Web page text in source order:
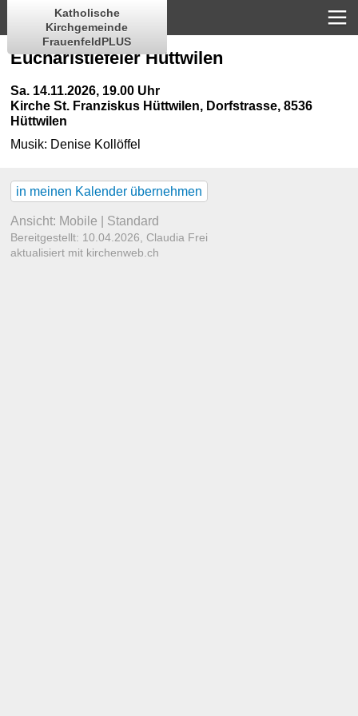
Katholische
Kirchgemeinde
FrauenfeldPLUS
Eucharistiefeier Hüttwilen
Sa. 14.11.2026, 19.00 Uhr
Kirche St. Franziskus Hüttwilen, Dorfstrasse, 8536
Hüttwilen
Musik: Denise Kollöffel
in meinen Kalender übernehmen
Ansicht: Mobile Standard
Bereitgestellt: 10.04.2026, Claudia Frei
aktualisiert mit kirchenweb.ch